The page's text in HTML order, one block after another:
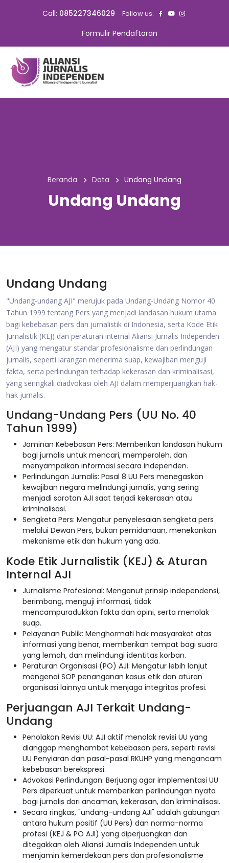
Call: 085227346029 Follow us:
Formulir Pendaftaran
Beranda Data Undang Undang
Undang Undang
Undang Undang
"Undang-undang AJI" merujuk pada Undang-Undang Nomor 40
Tahun 1999 tentang Pers yang menjadi landasan hukum utama
bagi kebebasan pers dan jurnalistik di Indonesia, serta Kode Etik
Jurnalistik (KEJ) dan peraturan internal Aliansi Jurnalis Independen
(AJI) yang mengatur standar profesionalisme dan perlindungan
jurnalis, seperti larangan menerima suap, kewajiban menguji
fakta, serta perlindungan terhadap kekerasan dan kriminalisasi,
yang seringkali diadvokasi oleh AJI dalam memperjuangkan hak-
hak jurnalis.
Undang-Undang Pers (UU No. 40
Tahun 1999)
Jaminan Kebebasan Pers: Memberikan landasan hukum
bagi jurnalis untuk mencari, memperoleh, dan
menyampaikan informasi secara independen.
Perlindungan Jurnalis: Pasal 8 UU Pers menegaskan
kewajiban negara melindungi jurnalis, yang sering
menjadi sorotan AJI saat terjadi kekerasan atau
kriminalisasi.
Sengketa Pers: Mengatur penyelesaian sengketa pers
melalui Dewan Pers, bukan pemidanaan, menekankan
mekanisme etik dan hukum yang ada.
Kode Etik Jurnalistik (KEJ) & Aturan
Internal AJI
Jurnalisme Profesional: Menganut prinsip independensi,
berimbang, menguji informasi, tidak
mencampuradukkan fakta dan opini, serta menolak
suap.
Pelayanan Publik: Menghormati hak masyarakat atas
informasi yang benar, memberikan tempat bagi suara
yang lemah, dan melindungi identitas korban.
Peraturan Organisasi (PO) AJI: Mengatur lebih lanjut
mengenai SOP penanganan kasus etik dan aturan
organisasi lainnya untuk menjaga integritas profesi.
Perjuangan AJI Terkait Undang-
Undang
Penolakan Revisi UU: AJI aktif menolak revisi UU yang
dianggap menghambat kebebasan pers, seperti revisi
UU Penyiaran dan pasal-pasal RKUHP yang mengancam
kebebasan berekspresi.
Advokasi Perlindungan: Berjuang agar implementasi UU
Pers diperkuat untuk memberikan perlindungan nyata
bagi jurnalis dari ancaman, kekerasan, dan kriminalisasi.
Secara ringkas, "undang-undang AJI" adalah gabungan
antara hukum positif (UU Pers) dan norma-norma
profesi (KEJ & PO AJI) yang diperjuangkan dan
ditegakkan oleh Aliansi Jurnalis Independen untuk
menjamin kemerdekaan pers dan profesionalisme